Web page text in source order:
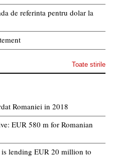
de referinta pentru dolar la
Toate stirile
Romaniei in 2018
EUR 580 m for Romanian
lending EUR 20 million to